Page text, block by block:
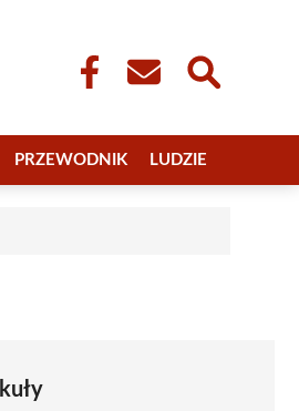
PRZEWODNIK LUDZIE